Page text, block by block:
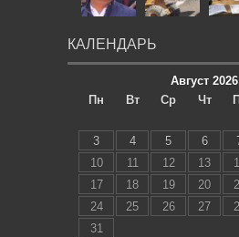
КАЛЕНДАРЬ
Август 2026
Пн
Вт Ср Чт
3
4 5 6
10
11 12 13
17
18 19 20
24
25 26 27
31